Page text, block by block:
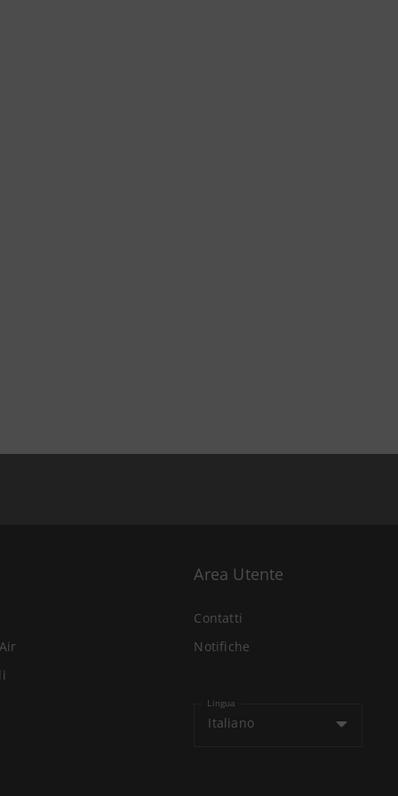
Area Utente
Contatti
Notifiche
Lingua
Italiano